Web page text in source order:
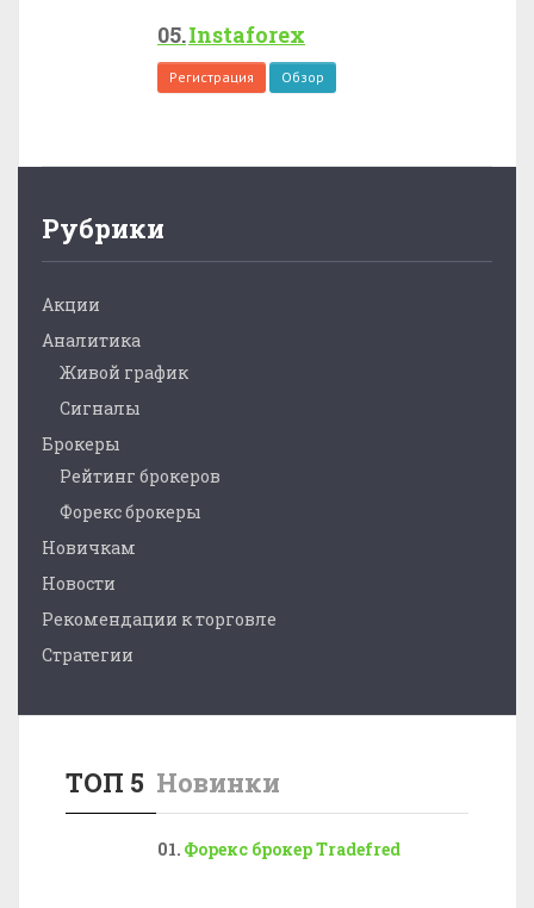
Instaforex
Регистрация Обзор
Рубрики
Акции
Аналитика
Живой график
Сигналы
Брокеры
Рейтинг брокеров
Форекс брокеры
Новичкам
Новости
Рекомендации к торговле
Стратегии
ТОП 5 Новинки
Форекс брокер Tradefred